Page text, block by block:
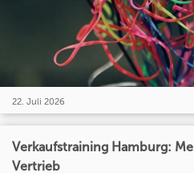
22. Juli 2026
Verkaufstraining Hamburg:
Vertrieb